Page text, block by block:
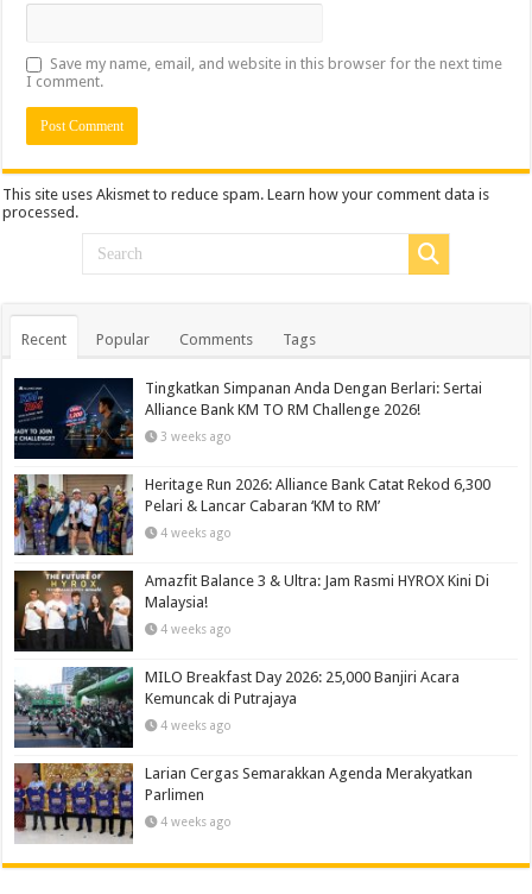
Save my name, email, and website in this browser for the next time
I comment.
This site uses Akismet to reduce spam.Learn how your comment data is
processed.
Recent Popular Comments Tags
Tingkatkan Simpanan Anda Dengan Berlari: Sertai
Alliance Bank KM TO RM Challenge 2026!
3 weeks ago
Heritage Run 2026: Alliance Bank Catat Rekod 6,300
Pelari & Lancar Cabaran ‘KM to RM’
4 weeks ago
Amazfit Balance 3 & Ultra: Jam Rasmi HYROX Kini Di
Malaysia!
4 weeks ago
MILO Breakfast Day 2026: 25,000 Banjiri Acara
Kemuncak di Putrajaya
4 weeks ago
Larian Cergas Semarakkan Agenda Merakyatkan
Parlimen
4 weeks ago